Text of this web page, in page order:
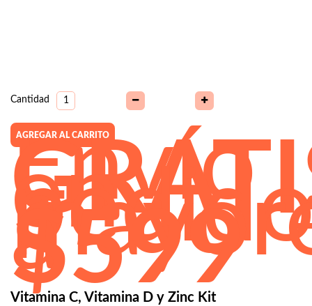
Cantidad
AGREGAR AL CARRITO
Envío
en
a
$599
Vitamina C, Vitamina D y Zinc Kit